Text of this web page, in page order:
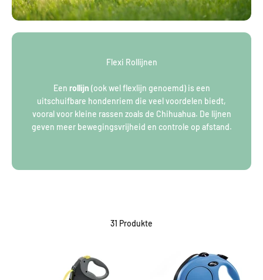
Flexi Rollijnen
Een rollijn (ook wel flexlijn genoemd) is een
uitschuifbare hondenriem die veel voordelen biedt,
vooral voor kleine rassen zoals de Chihuahua. De lijnen
geven meer bewegingsvrijheid en controle op afstand.
31 Produkte